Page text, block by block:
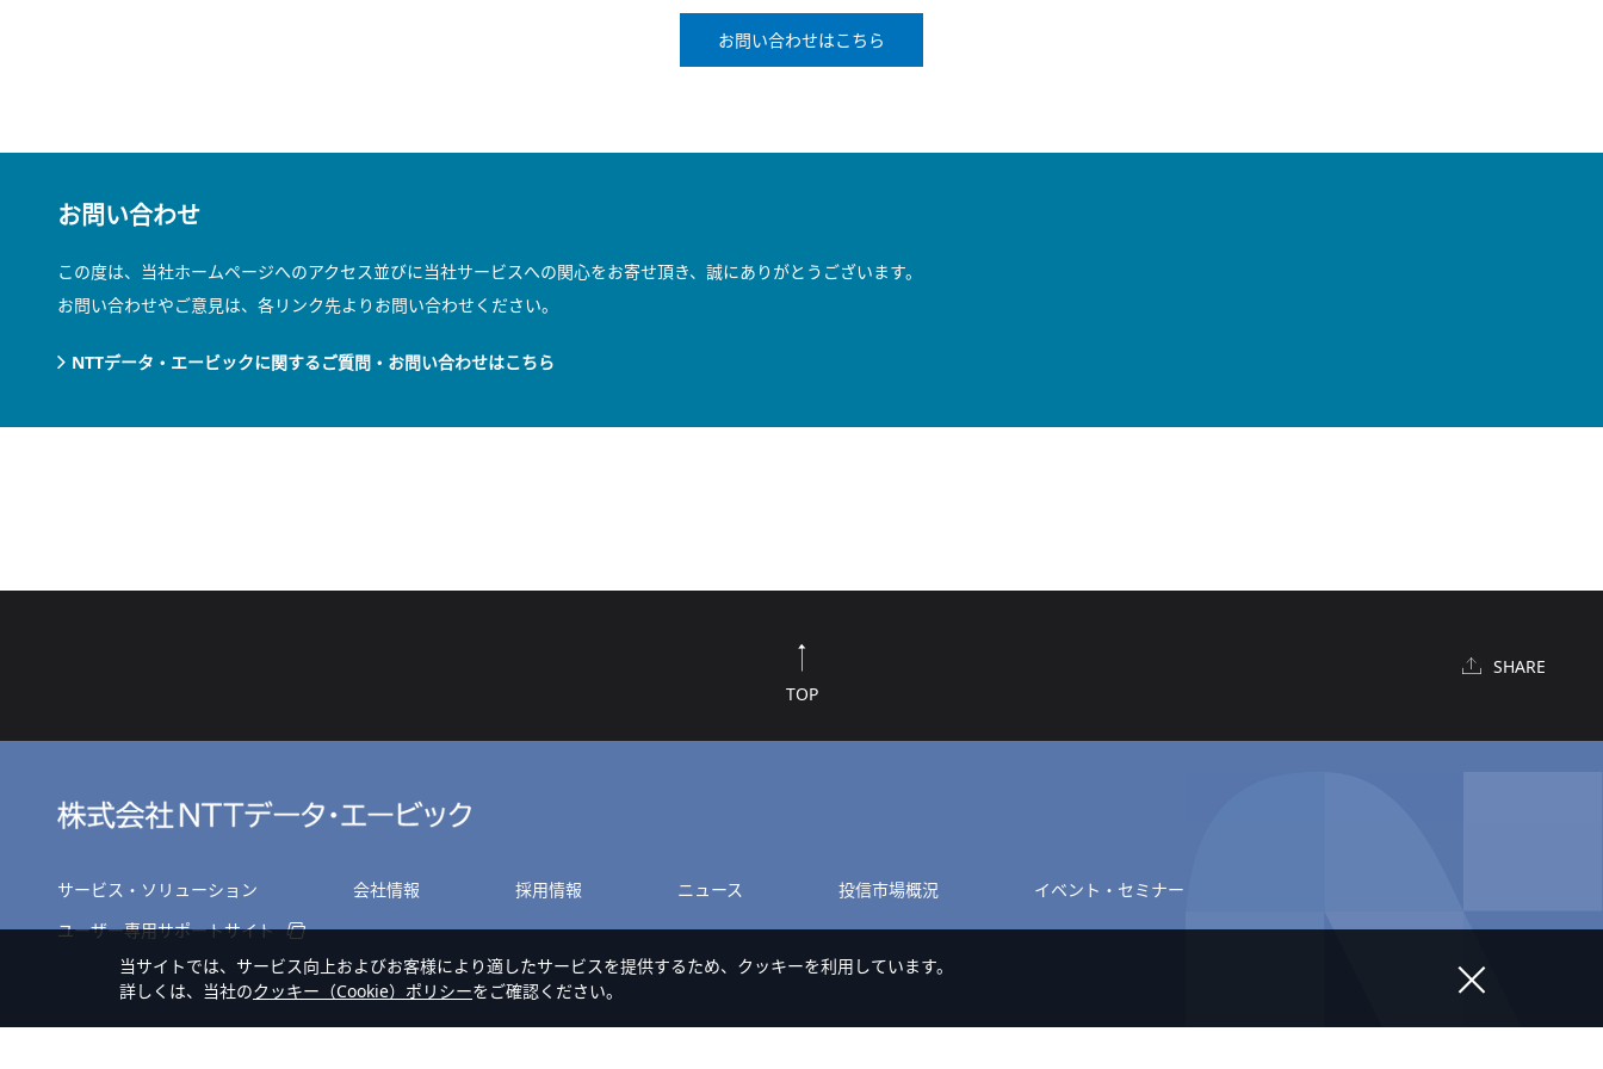
お問い合わせはこちら
お問い合わせ
この度は、当社ホームページへのアクセス並びに当社サービスへの関心をお寄せ頂き、誠にありがとうございます。
お問い合わせやご意見は、各リンク先よりお問い合わせください。
NTTデータ・エービックに関するご質問・お問い合わせはこちら
TOP
SHARE
サービス・ソリューション 会社情報 採用情報 ニュース 投信市場概況
イベント・セミナー
ユーザー専用サポートサイト
当サイトでは、サービス向上およびお客様により適したサービスを提供するため、クッキーを利用しています。
詳しくは、当社のクッキー（Cookie）ポリシーをご確認ください。